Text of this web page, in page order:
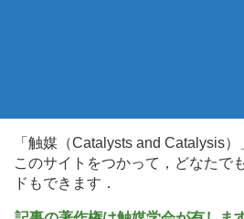
「触媒（Catalysts and Catalysis
このサイトをつかって，どなたで
ドもできます．